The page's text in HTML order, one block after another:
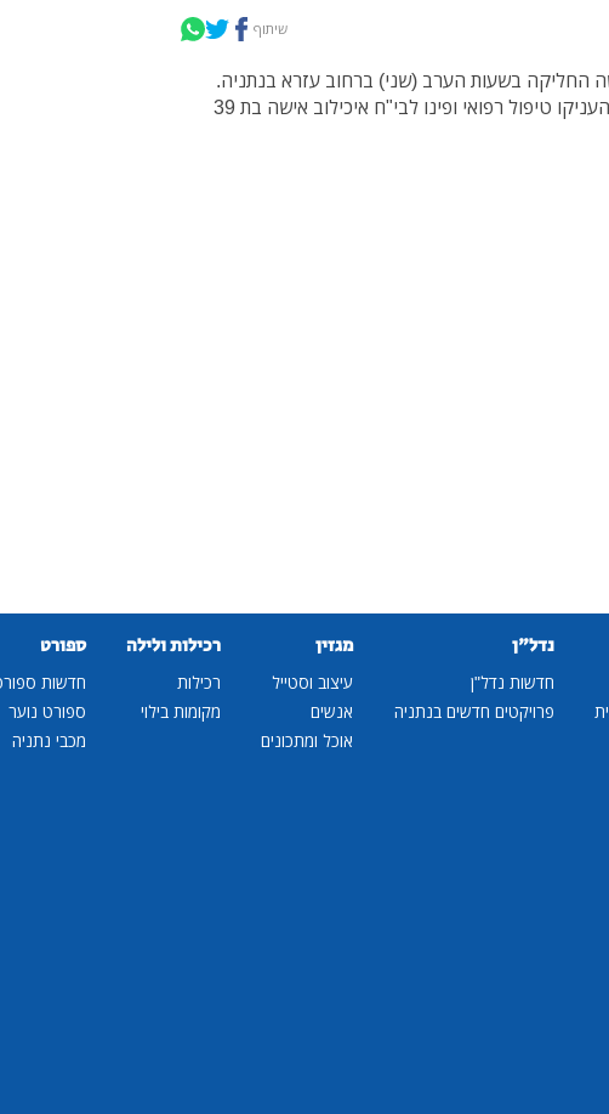
שיתוף
החליקה בשעות הערב (שני) ברחוב עזרא בנתניה.
חובשים ופראמדיקים של מד"א העניקו טיפול רפואי ופינו לבי"ח איכילוב אישה בת 39
נדל"ן
חדשות נדל"ן
פרויקטים חדשים בנתניה
מגזין
עיצוב וסטייל
אנשים
אוכל ומתכונים
רכילות ולילה
רכילות
מקומות בילוי
ספורט
חדשות
ספורט נוער
מכבי נתניה